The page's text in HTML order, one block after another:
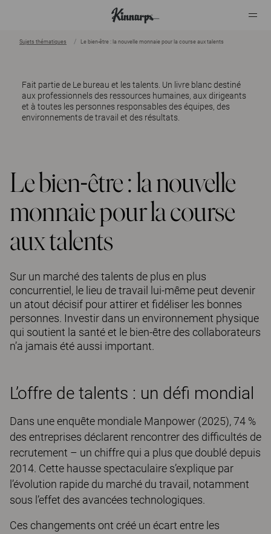
Sujets thématiques Le bien-être : la nouvelle monnaie pour la course aux talents
Fait partie de Le bureau et les talents. Un livre blanc destiné
aux professionnels des ressources humaines, aux dirigeants
et à toutes les personnes responsables des équipes, des
environnements de travail et des résultats.
Le bien-être : la nouvelle
monnaie pour la course
aux talents
Sur un marché des talents de plus en plus
concurrentiel, le lieu de travail lui-même peut devenir
un atout décisif pour attirer et fidéliser les bonnes
personnes. Investir dans un environnement physique
qui soutient la santé et le bien-être des collaborateurs
n’a jamais été aussi important.
L’offre de talents : un défi mondial
Dans une enquête mondiale Manpower (2025), 74 %
des entreprises déclarent rencontrer des difficultés de
recrutement – un chiffre qui a plus que doublé depuis
2014. Cette hausse spectaculaire s’explique par
l’évolution rapide du marché du travail, notamment
sous l’effet des avancées technologiques.
Ces changements ont créé un écart entre les